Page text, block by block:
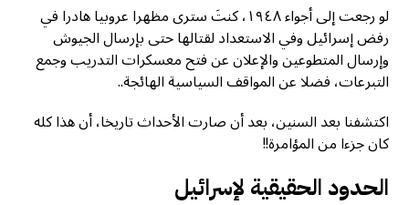
لو رجعت إلى أجواء ١٩٤٨، كنتَ سترى مظهرا عروبيا هادرا في
رفض إسرائيل وفي الاستعداد لقتالها حتى بإرسال الجيوش
وإرسال المتطوعين والإعلان عن فتح معسكرات التدريب وجمع
التبرعات، فضلا عن المواقف السياسية الهائجة..
اكتشفنا بعد السنين، بعد أن صارت الأحداث تاريخا، أن هذا كله
كان جزءا من المؤامرة!!
الحدود الحقيقية لإسرائيل